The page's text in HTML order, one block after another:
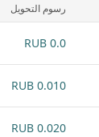
رسوم التحويل
0.0 RUB
0.010 RUB
0.020 RUB